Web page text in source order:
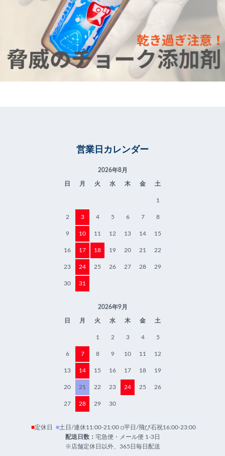
営業日カレンダー
2026年8月
日 月 火 水 木 金 土
1
2 3 4 5 6 7 8
9 10 11 12 13 14 15
16 17 18 19 20 21 22
23 24 25 26 27 28 29
30 31
2026年9月
日 月 火 水 木 金 土
1 2 3 4 5
6 7 8 9 10 11 12
13 14 15 16 17 18 19
20 21 22 23 24 25 26
27 28 29 30
■定休日 ■土日/連休11:00-21:00 □平日/飛び石祝16:00-23:00
配送日数： 宅急便・メール便 1-3日
※店舗定休日以外、365日毎日配送